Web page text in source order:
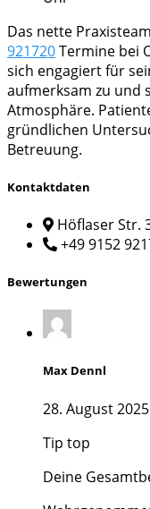
Das nette
921720Termine bei
sich engagiert für
aufmerksam zu und
Atmosphäre.
gründlichen
Betreuung.
Kontaktdaten
Höflaser Str.
+49 9152
Bewertungen
Max Dennl
28. August
Tip top
Deine